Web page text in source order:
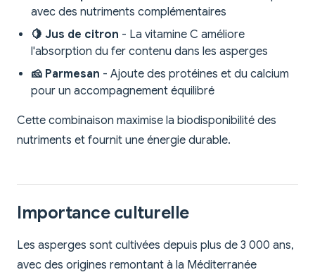
avec des nutriments complémentaires
🍋 Jus de citron - La vitamine C améliore
l'absorption du fer contenu dans les asperges
🧀 Parmesan - Ajoute des protéines et du calcium
pour un accompagnement équilibré
Cette combinaison maximise la biodisponibilité des
nutriments et fournit une énergie durable.
Importance culturelle
Les asperges sont cultivées depuis plus de 3 000 ans,
avec des origines remontant à la Méditerranée